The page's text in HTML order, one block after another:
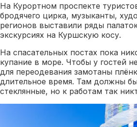
На Курортном проспекте
бродячего цирка, музыканты,
регионов выставили ряды
экскурсиях на Куршскую косу.
На спасательных постах пока
купание в море. Чтобы у гостей
для переодевания замотаны
длительное время. Там должны
стеклянные, но к работам так